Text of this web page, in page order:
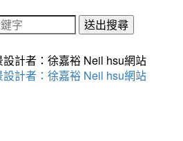
送出搜尋
計者：徐嘉裕 Neil hsu網站
計者：徐嘉裕 Neil hsu網站